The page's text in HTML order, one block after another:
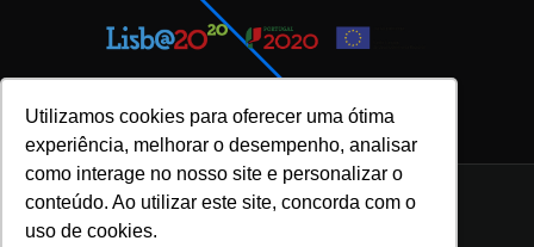
Utilizamos cookies para oferecer uma ótima
experiência, melhorar o desempenho, analisar
como interage no nosso site e personalizar o
conteúdo. Ao utilizar este site, concorda com o
uso de cookies.